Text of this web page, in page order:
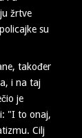
žrtve
su
također
i na taj
je
"I to onaj,
Cilj